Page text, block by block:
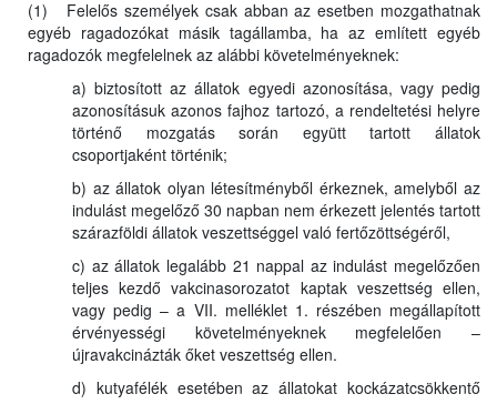
(1) Felelős személyek csak abban az esetben mozgathatnak
egyéb ragadozókat másik tagállamba, ha az említett egyéb
ragadozók megfelelnek az alábbi követelményeknek:
a) biztosított az állatok egyedi azonosítása, vagy pedig
azonosításuk azonos fajhoz tartozó, a rendeltetési helyre
történő mozgatás során együtt tartott állatok
csoportjaként történik;
b) az állatok olyan létesítményből érkeznek, amelyből az
indulást megelőző 30 napban nem érkezett jelentés tartott
szárazföldi állatok veszettséggel való fertőzöttségéről,
c) az állatok legalább 21 nappal az indulást megelőzően
teljes kezdő vakcinasorozatot kaptak veszettség ellen,
vagy pedig – a VII. melléklet 1. részében megállapított
érvényességi követelményeknek megfelelően –
újravakcinázták őket veszettség ellen.
d) kutyafélék esetében az állatokat kockázatcsökkentő